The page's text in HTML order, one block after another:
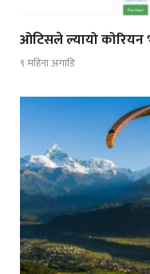
ओटिसले ल्यायो कोरियन
९ महिना अगाडि